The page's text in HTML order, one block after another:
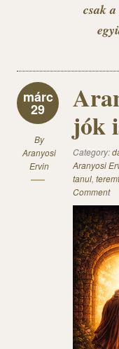
csak a
márc
29
By
Aranyosi
Ervin
jók
Category:
Aranyosi
tanul,
Comment